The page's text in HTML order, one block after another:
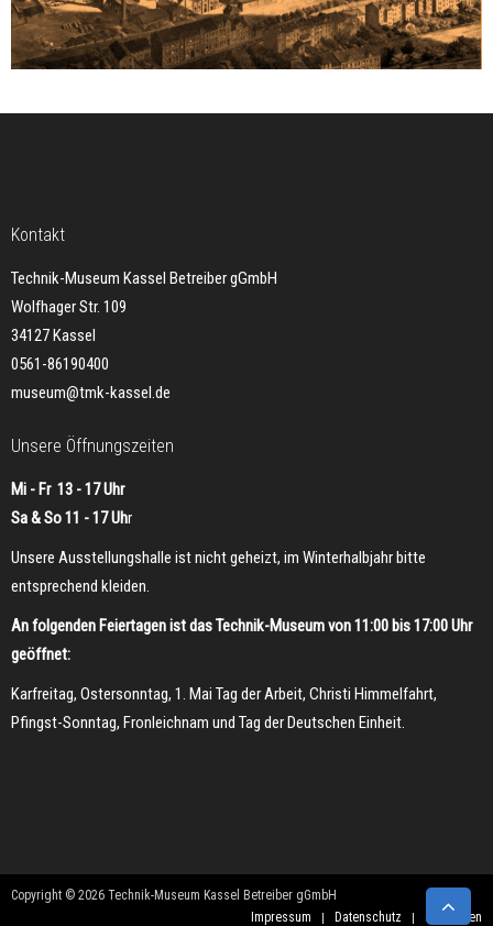
Kontakt
Technik-Museum Kassel Betreiber gGmbH
Wolfhager Str. 109
34127 Kassel
0561-86190400
museum@tmk-kassel.de
Unsere Öffnungszeiten
Mi - Fr 13 - 17 Uhr
Sa & So 11 - 17 Uhr
Unsere Ausstellungshalle ist nicht geheizt, im Winterhalbjahr bitte
entsprechend kleiden.
An folgenden Feiertagen ist das Technik-Museum von 11:00 bis 17:00 Uhr
geöffnet:
Karfreitag, Ostersonntag, 1. Mai Tag der Arbeit, Christi Himmelfahrt,
Pfingst-Sonntag, Fronleichnam und Tag der Deutschen Einheit.
Copyright © 2026 Technik-Museum Kassel Betreiber gGmbH
Impressum
Datenschutz Sponsoren